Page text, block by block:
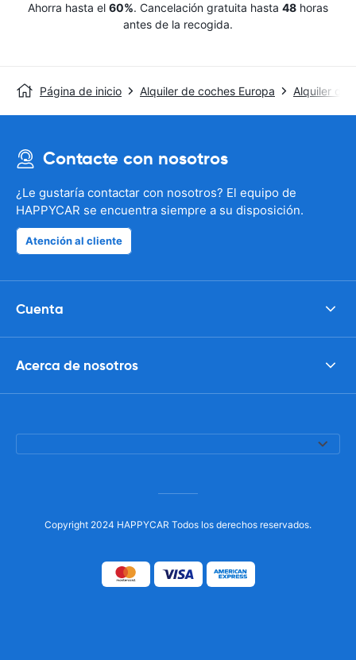
Ahorra hasta el 60%. Cancelación gratuita hasta 48 horas
antes de la recogida.
Página de inicio Alquiler de coches Europa Alquiler de
Contacte con nosotros
¿Le gustaría contactar con nosotros? El equipo de
HAPPYCAR se encuentra siempre a su disposición.
Atención al cliente
Cuenta
Acerca de nosotros
Copyright 2024 HAPPYCAR Todos los derechos reservados.